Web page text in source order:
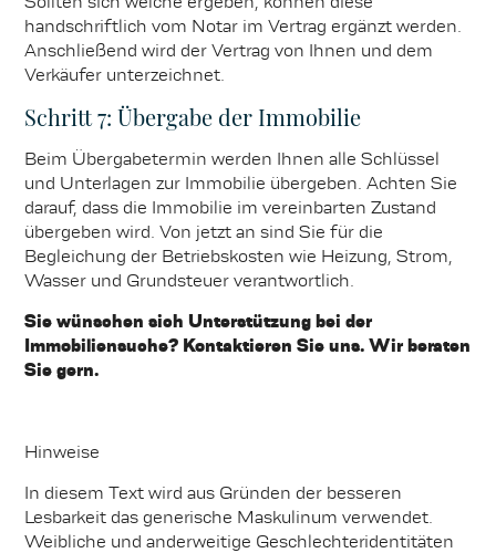
handschriftlich vom Notar im Vertrag ergänzt werden.
Anschließend wird der Vertrag von Ihnen und dem
Verkäufer unterzeichnet.
Schritt 7: Übergabe der Immobilie
Beim Übergabetermin werden Ihnen alle Schlüssel
und Unterlagen zur Immobilie übergeben. Achten Sie
darauf, dass die Immobilie im vereinbarten Zustand
übergeben wird. Von jetzt an sind Sie für die
Begleichung der Betriebskosten wie Heizung, Strom,
Wasser und Grundsteuer verantwortlich.
Sie wünschen sich Unterstützung bei der
Immobiliensuche? Kontaktieren Sie uns. Wir beraten
Sie gern.
Hinweise
In diesem Text wird aus Gründen der besseren
Lesbarkeit das generische Maskulinum verwendet.
Weibliche und anderweitige Geschlechteridentitäten